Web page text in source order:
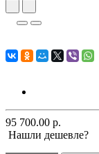
95 700.00 р.
Нашли дешевле?